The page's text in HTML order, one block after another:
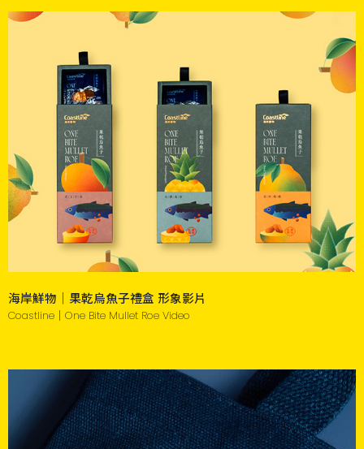
海岸鮮物｜果乾烏魚子禮盒 形象影片
Coastline｜One Bite Mullet Roe Video